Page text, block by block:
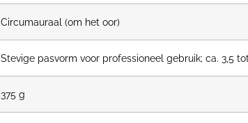
Circumauraal (om het oor)
Stevige pasvorm voor professioneel gebruik; ca. 3,5
375 g